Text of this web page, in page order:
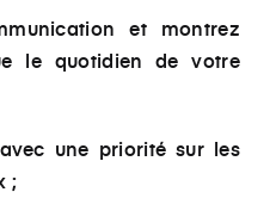
et montrez
le quotidien de votre
une priorité sur les
;